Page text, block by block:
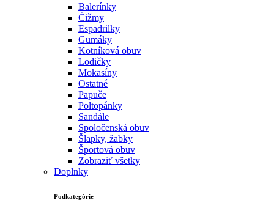
Balerínky
Čižmy
Espadrilky
Gumáky
Kotníková obuv
Lodičky
Mokasíny
Ostatné
Papuče
Poltopánky
Sandále
Spoločenská obuv
Šlapky, žabky
Športová obuv
Zobraziť všetky
Doplnky
Podkategórie